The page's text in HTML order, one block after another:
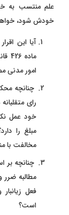
علم منتسب به
خودش شود،
آیا این
امور مدنی مصوب
چنانچه
رای
خود عمل
مبلغ را
مخالفت با
چنانچه بر
مطالبه ضرر
فعل
است؟